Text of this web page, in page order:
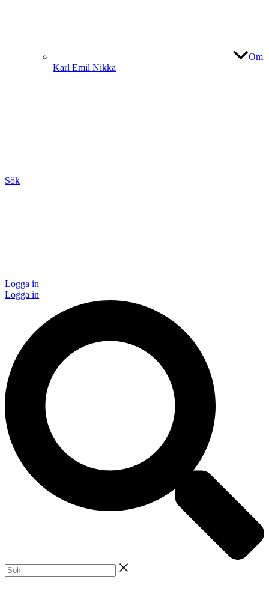
Om
Karl Emil Nikka
Sök
Logga in
Logga in